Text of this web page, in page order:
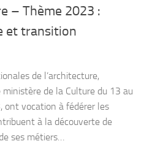
– Thème 2023 :
et transition
de l’architecture,
ministère de la Culture du 13 au
ont vocation à fédérer les
à la découverte de
ses métiers…